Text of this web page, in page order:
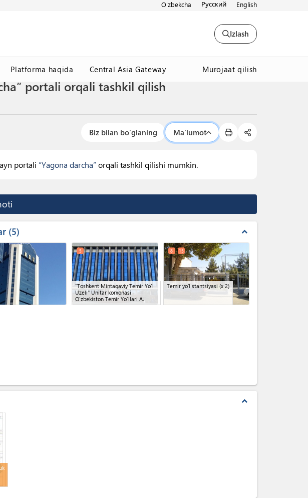
O'zbekcha Русский English
Izlash
Platforma haqida Central Asia Gateway Murojaat qilish
portali orqali tashkil qilish
Biz bilan bo'glaning Ma'lumot
portali ”Yagona darcha” orqali tashkil qilishi mumkin.
5 expand_less
"Toshkent Mintaqaviy Temir Yo'l
Uzeli" Unitar korxonasi
O'zbekiston Temir Yo'llari AJ
5
Temir yoʻl stantsiyasi (x 2)
8 15
expand_less